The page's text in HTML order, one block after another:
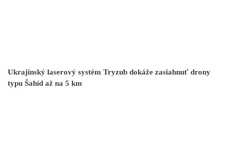
Ukrajinský laserový systém Tryzub dokáže zasiahnuť drony
typu Šahíd až na 5 km